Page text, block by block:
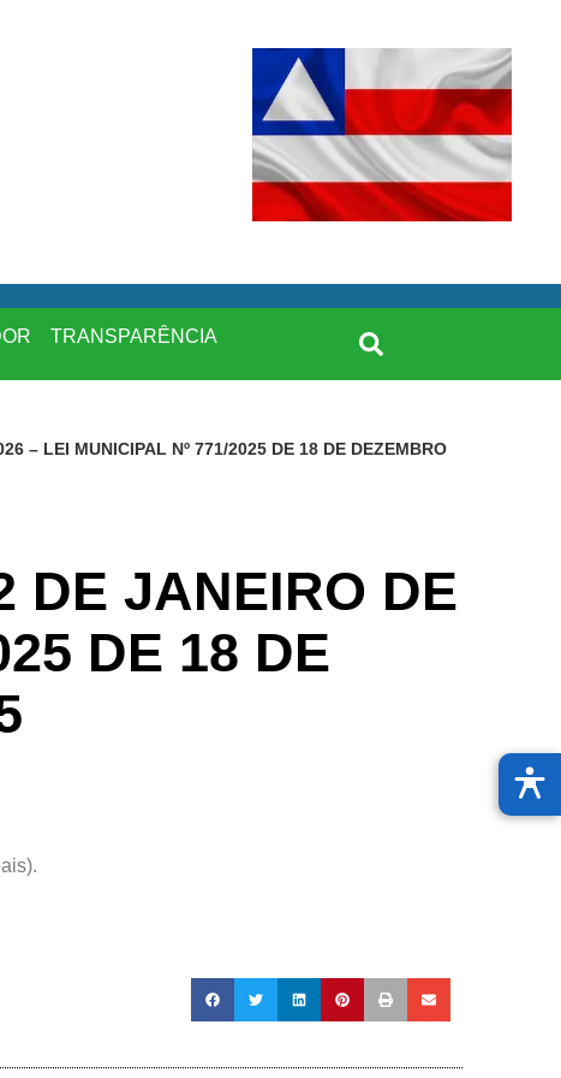
TRANSPARÊNCIA
– LEI MUNICIPAL Nº 771/2025 DE 18 DE DEZEMBRO
DE JANEIRO DE
DE 18 DE